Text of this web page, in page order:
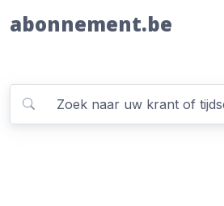
abonnement.be